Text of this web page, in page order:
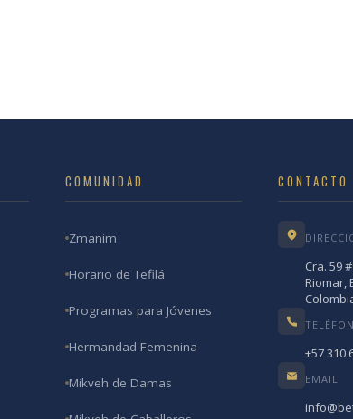
COMUNIDAD
Zmanim
Horario de Tefilá
Programas para Jóvenes
Hermandad Femenina
Mikveh de Damas
CONTACTO
Cra. 59
Riomar,
+57 310
EMAIL